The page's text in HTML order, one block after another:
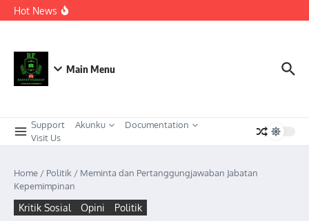
Lewati ke konten
Hot News
STRATEGI ADAPTIF MENGHADAPI PERUBAHAN SOSIAL
Berkeadaban: Refleksi atas Kasus Melonjaknya Harga dan
Kelangkaan Solar Bersubsidi.
Main Menu
Support Akunku
Documentation
Visit Us
Home / Politik / Meminta dan Pertanggungjawaban Jabatan
Kepemimpinan
Kritik Sosial Opini Politik